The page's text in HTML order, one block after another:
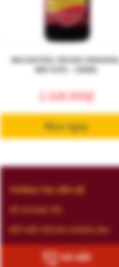
BIA KASTEEL ROUGE ORIGINAL
ABV 8.0% – 330ML
2.328.000₫
Mua ngay
THÔNG TIN LIÊN HỆ
VỀ CHÚNG TÔI
KẾT NỐI VỚI BIA NGON 24H
KHUYẾN CÁO
HÀ NỘI